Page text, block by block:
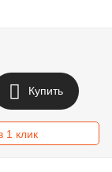
Купить
1 клик